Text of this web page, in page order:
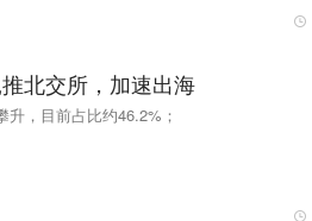
北交所，加速出海
升，目前占比约46.2%；